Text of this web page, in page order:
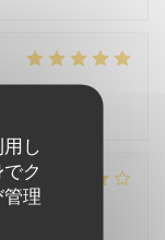
し
ク
理